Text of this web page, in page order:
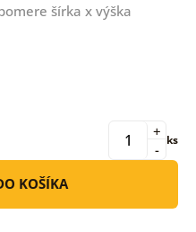
šírka x výška
-
+ ks
KOŠÍKA